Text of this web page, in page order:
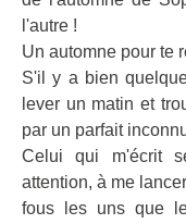
l'autre !
Un automne pour te
S'il y a bien
lever un matin et
par un parfait
Celui qui m'écrit
attention, à me
fous les uns que